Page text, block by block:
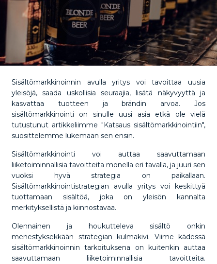
Sisältömarkkinoinnin avulla yritys voi tavoittaa uusia
yleisöjä, saada uskollisia seuraajia, lisätä näkyvyyttä ja
kasvattaa tuotteen ja brändin arvoa. Jos
sisältömarkkinointi on sinulle uusi asia etkä ole vielä
tutustunut artikkeliimme "Katsaus sisältömarkkinointiin",
suosittelemme lukemaan sen ensin.
Sisältömarkkinointi voi auttaa saavuttamaan
liiketoiminnallisia tavoitteita monella eri tavalla, ja juuri sen
vuoksi hyvä strategia on paikallaan.
Sisältömarkkinointistrategian avulla yritys voi keskittyä
tuottamaan sisältöä, joka on yleisön kannalta
merkityksellistä ja kiinnostavaa.
Olennainen ja houkutteleva sisältö onkin
menestyksekkään strategian kulmakivi. Viime kädessä
sisältömarkkinoinnin tarkoituksena on kuitenkin auttaa
saavuttamaan liiketoiminnallisia tavoitteita.